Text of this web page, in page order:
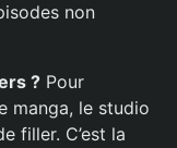
non
? Pour
manga, le studio
filler. C’est la